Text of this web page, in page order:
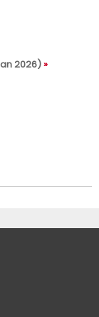
2026)